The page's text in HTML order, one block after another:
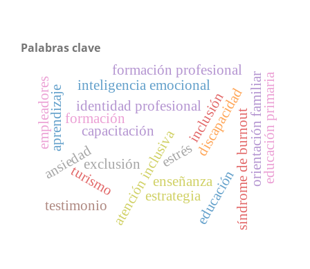
Palabras clave
formación
atención inclusiva
identidad profesional
enseñanza
aprendizaje inclusión
exclusión
discapacidad
capacitación
estrés
ansiedad síndrome de burnoutorientación familiar
turismo
inteligencia emocional educación primaria
formación profesional
educación
empleadores
estrategia
testimonio